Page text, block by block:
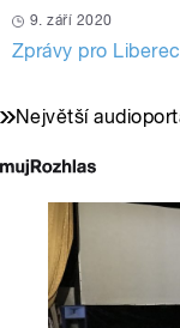
9. září 2020
Zprávy pro
Největší